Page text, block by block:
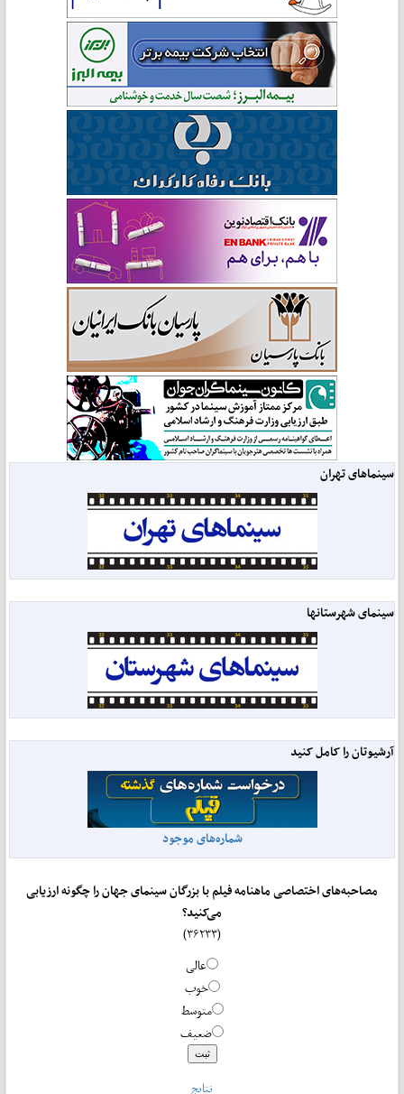
سینماهای تهران
سینمای شهرستانها
آرشیوتان را کامل کنید
شماره‌های موجود
مصاحبه‌های اختصاصی ماهنامه فیلم با بزرگان سینمای جهان را چگونه ارزیابی
می‌کنید؟
عالی
خوب
متوسط
ضعیف
نتایج